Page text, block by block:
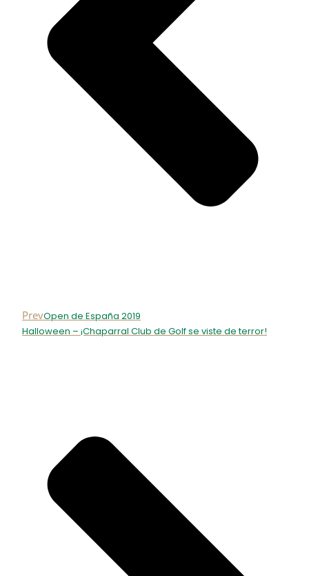
PrevOpen de España 2019
Halloween – ¡Chaparral Club de Golf se viste de terror!